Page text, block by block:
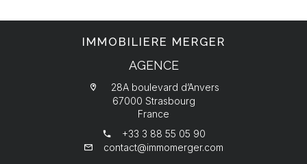
IMMOBILIERE MERGER
AGENCE
28A boulevard d’Anvers
67000 Strasbourg
France
+33 3 88 55 05 90
contact@immomerger.com